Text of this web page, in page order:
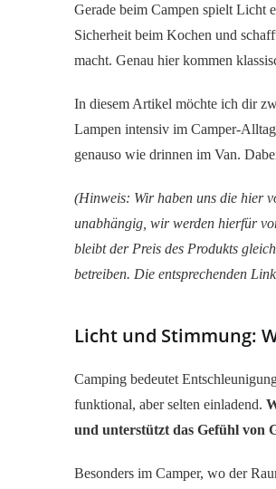
Gerade beim Campen spielt Licht
Sicherheit beim Kochen und
macht. Genau hier kommen
In diesem Artikel möchte ich dir
Lampen intensiv im Camper-
genauso wie drinnen im Van.
(Hinweis: Wir haben uns die hier
unabhängig, wir werden hierfür
bleibt der Preis des Produkts
betreiben. Die entsprechenden
Licht und Stimmung:
Camping bedeutet
funktional, aber selten einladend.
und unterstützt das Gefühl von
Besonders im Camper, wo der